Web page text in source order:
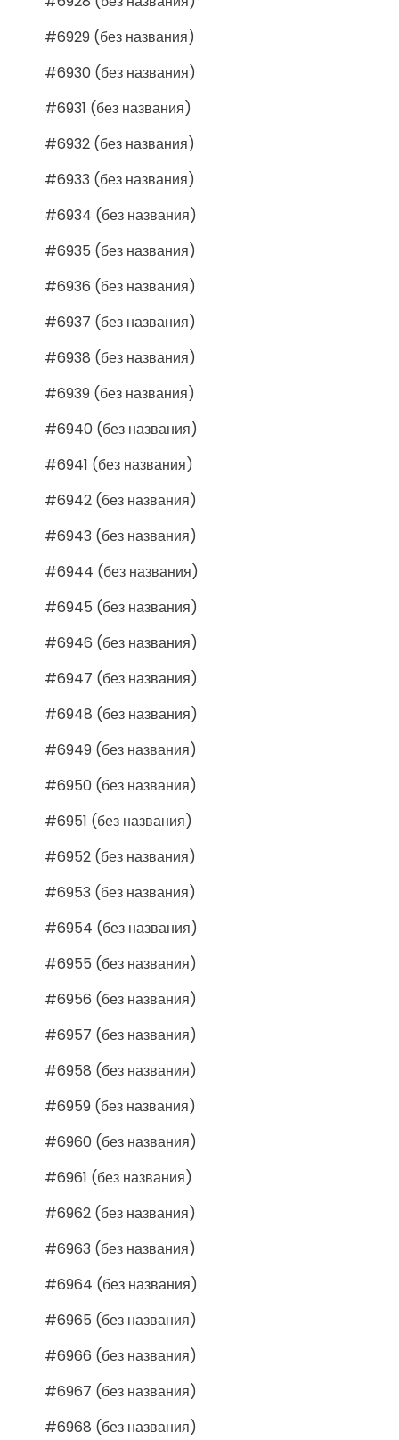
#6929 (без названия)
#6930 (без названия)
#6931 (без названия)
#6932 (без названия)
#6933 (без названия)
#6934 (без названия)
#6935 (без названия)
#6936 (без названия)
#6937 (без названия)
#6938 (без названия)
#6939 (без названия)
#6940 (без названия)
#6941 (без названия)
#6942 (без названия)
#6943 (без названия)
#6944 (без названия)
#6945 (без названия)
#6946 (без названия)
#6947 (без названия)
#6948 (без названия)
#6949 (без названия)
#6950 (без названия)
#6951 (без названия)
#6952 (без названия)
#6953 (без названия)
#6954 (без названия)
#6955 (без названия)
#6956 (без названия)
#6957 (без названия)
#6958 (без названия)
#6959 (без названия)
#6960 (без названия)
#6961 (без названия)
#6962 (без названия)
#6963 (без названия)
#6964 (без названия)
#6965 (без названия)
#6966 (без названия)
#6967 (без названия)
#6968 (без названия)